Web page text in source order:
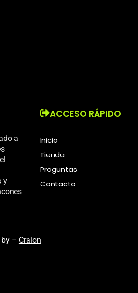
a
y
ACCESO RÁPIDO
Inicio
Tienda
Preguntas
Contacto
by – Craion